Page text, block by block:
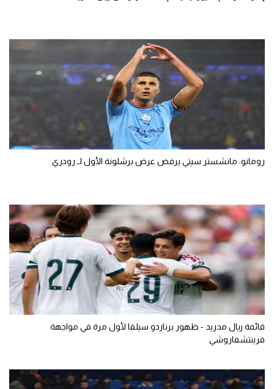
رومانو: مانشستر سيتي يرفض عرض برشلونة الأول لـ رودري
قائمة ريال مدريد - ظهور برناردو سيلفا لأول مرة في مواجهة
فرينتشفاروشي